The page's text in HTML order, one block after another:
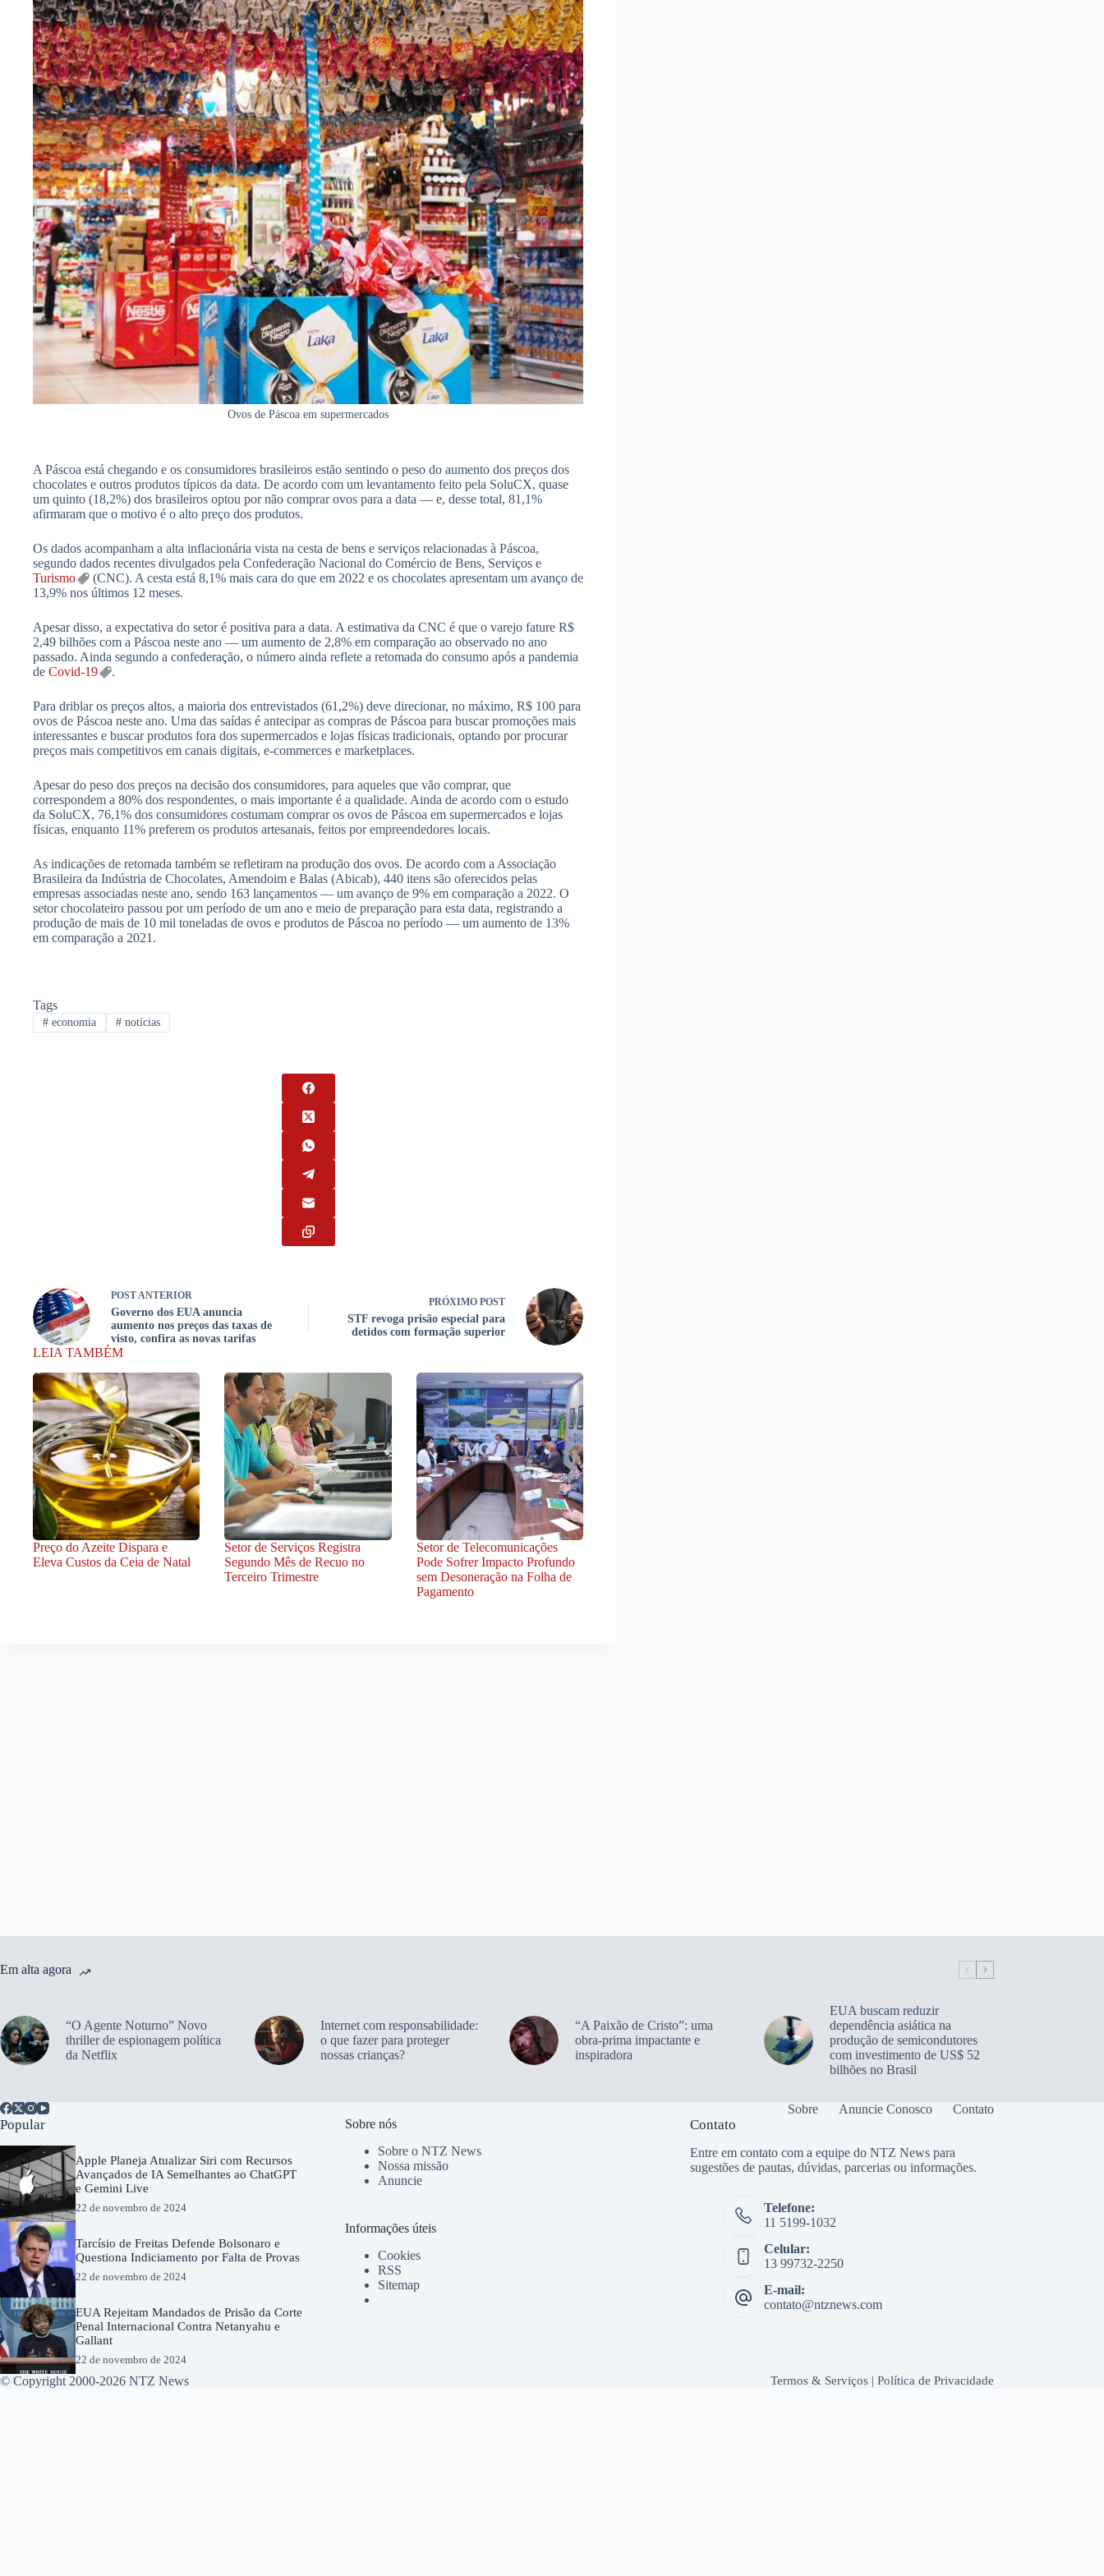
Ovos de Páscoa em supermercados
A Páscoa está chegando e os consumidores brasileiros estão sentindo o peso do aumento dos preços dos
chocolates e outros produtos típicos da data. De acordo com um levantamento feito pela SoluCX, quase
um quinto (18,2%) dos brasileiros optou por não comprar ovos para a data — e, desse total, 81,1%
afirmaram que o motivo é o alto preço dos produtos.
Os dados acompanham a alta inflacionária vista na cesta de bens e serviços relacionadas à Páscoa,
segundo dados recentes divulgados pela Confederação Nacional do Comércio de Bens, Serviços e
Turismo
(CNC). A cesta está 8,1% mais cara do que em 2022 e os chocolates apresentam um avanço de
13,9% nos últimos 12 meses.
Apesar disso, a expectativa do setor é positiva para a data. A estimativa da CNC é que o varejo fature R$
2,49 bilhões com a Páscoa neste ano — um aumento de 2,8% em comparação ao observado no ano
passado. Ainda segundo a confederação, o número ainda reflete a retomada do consumo após a pandemia
de Covid-19 .
Para driblar os preços altos, a maioria dos entrevistados (61,2%) deve direcionar, no máximo, R$ 100 para
ovos de Páscoa neste ano. Uma das saídas é antecipar as compras de Páscoa para buscar promoções mais
interessantes e buscar produtos fora dos supermercados e lojas físicas tradicionais, optando por procurar
preços mais competitivos em canais digitais, e-commerces e marketplaces.
Apesar do peso dos preços na decisão dos consumidores, para aqueles que vão comprar, que
correspondem a 80% dos respondentes, o mais importante é a qualidade. Ainda de acordo com o estudo
da SoluCX, 76,1% dos consumidores costumam comprar os ovos de Páscoa em supermercados e lojas
físicas, enquanto 11% preferem os produtos artesanais, feitos por empreendedores locais.
As indicações de retomada também se refletiram na produção dos ovos. De acordo com a Associação
Brasileira da Indústria de Chocolates, Amendoim e Balas (Abicab), 440 itens são oferecidos pelas
empresas associadas neste ano, sendo 163 lançamentos — um avanço de 9% em comparação a 2022. O
setor chocolateiro passou por um período de um ano e meio de preparação para esta data, registrando a
produção de mais de 10 mil toneladas de ovos e produtos de Páscoa no período — um aumento de 13%
em comparação a 2021.
Tags
#economia #notícias
POSTANTERIOR
Governo dos EUA anuncia
aumento nos preços das taxas de
visto, confira as novas tarifas
PRÓXIMO POST
STF revoga prisão especial para
detidos com formação superior
LEIA TAMBÉM
Preço do Azeite Dispara e
Eleva Custos da Ceia de Natal
Setor de Serviços Registra
Segundo Mês de Recuo no
Terceiro Trimestre
Setor de Telecomunicações
Pode Sofrer Impacto Profundo
sem Desoneração na Folha de
Pagamento
Em alta agora
“O Agente Noturno” Novo
thriller de espionagem política
da Netflix
Internet com responsabilidade:
o que fazer para proteger
nossas crianças?
“A Paixão de Cristo”: uma
obra-prima impactante e
inspiradora
EUA buscam reduzir
dependência asiática na
produção de semicondutores
com investimento de US$ 52
bilhões no Brasil
Sobre Anuncie Conosco Contato
Popular
Apple Planeja Atualizar Siri com Recursos
Avançados de IA Semelhantes ao ChatGPT
e Gemini Live
22 de novembro de 2024
Tarcísio de Freitas Defende Bolsonaro e
Questiona Indiciamento por Falta de Provas
22 de novembro de 2024
EUA Rejeitam Mandados de Prisão da Corte
Penal Internacional Contra Netanyahu e
Gallant
22 de novembro de 2024
Sobre nós
Sobre o NTZ News
Nossa missão
Anuncie
Informações úteis
Cookies
RSS
Sitemap
Contato
Entre em contato com a equipe do NTZ News para
sugestões de pautas, dúvidas, parcerias ou informações.
Telefone:
11 5199-1032
Celular:
13 99732-2250
E-mail:
contato@ntznews.com
© Copyright 2000-2026 NTZ News Termos & Serviços| Política de Privacidade